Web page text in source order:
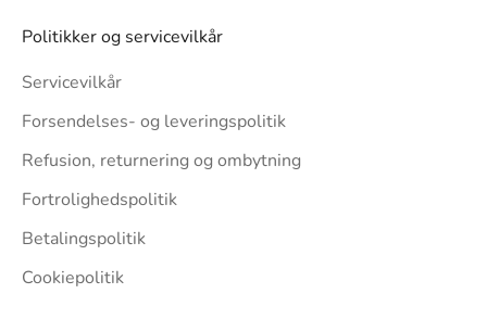
Politikker og servicevilkår
Servicevilkår
Forsendelses- og leveringspolitik
Refusion, returnering og ombytning
Fortrolighedspolitik
Betalingspolitik
Cookiepolitik